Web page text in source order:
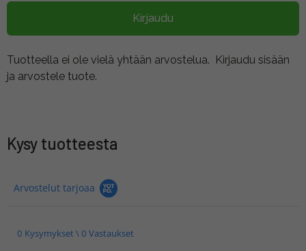
Kirjaudu
Tuotteella ei ole vielä yhtään arvostelua. Kirjaudu sisään
ja arvostele tuote.
Kysy tuotteesta
Arvostelut tarjoaa
0 Kysymykset \ 0 Vastaukset